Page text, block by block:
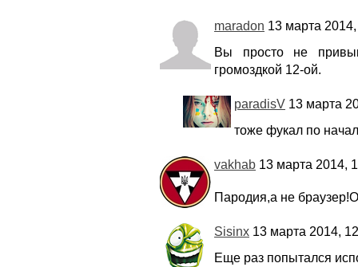
maradon 13 марта
Вы просто не
громоздкой 12-ой.
paradisV 13 марта
тоже фукал по
vakhab 13 марта 2014,
Пародия,а не
Sisinx 13 марта 2014,
Еще раз попытался